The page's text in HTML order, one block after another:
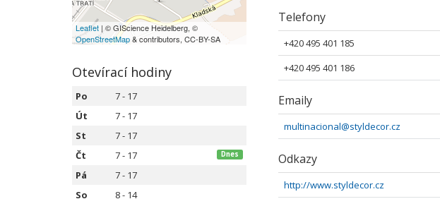
Telefony
+420 495 401 185
+420 495 401 186
Emaily
multinacional@styldecor.cz
Odkazy
http://www.styldecor.cz
Leaflet | © GIScience Heidelberg, ©
OpenStreetMap& contributors, CC-BY-SA
Otevírací hodiny
Po
7 - 17
Út
7 - 17
St
7 - 17
Čt
7 - 17 Dnes
Pá
7 - 17
So
8 - 14